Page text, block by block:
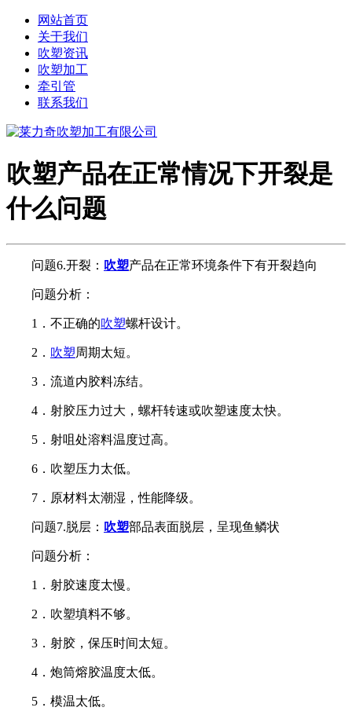
网站首页
关于我们
吹塑资讯
吹塑加工
牵引管
联系我们
吹塑产品在正常情况下开裂是
什么问题
问题6.开裂： 吹塑产品在正常环境条件下有开裂趋向
问题分析：
1．不正确的吹塑螺杆设计。
2． 吹塑周期太短。
3．流道内胶料冻结。
4．射胶压力过大，螺杆转速或吹塑速度太快。
5．射咀处溶料温度过高。
6．吹塑压力太低。
7．原材料太潮湿，性能降级。
问题7.脱层： 吹塑部品表面脱层，呈现鱼鳞状
问题分析：
1．射胶速度太慢。
2．吹塑填料不够。
3．射胶，保压时间太短。
4．炮筒熔胶温度太低。
5．模温太低。